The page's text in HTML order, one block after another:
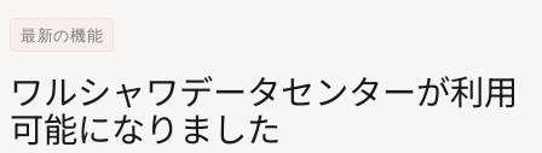
ョ
価格設定
お問い合わせ
Home
最新の機能
ワルシャワデータセンターが利用可能になりました
ワルシャワデータセンターが利用
可能になりました